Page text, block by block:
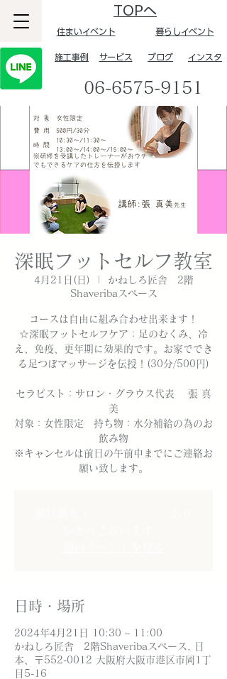
TOPへ
住まいイベント 暮らしイベント
​施工事例 サービス ブログ インスタ
06-6575-9151
深眠フットセルフ教室
4月21日(日)
かねしろ匠舎 2階
Shaveribaスペース
コースは自由に組み合わせ出来ます！
☆深眠フットセルフケア：足のむくみ、冷
え、免疫、更年期に効果的です。お家ででき
る足つぼマッサージを伝授！(30分/500円)
セラピスト：サロン・グラウス代表 張 真
美
対象：女性限定 持ち物：水分補給の為のお
飲み物
※キャンセルは前日の午前中までにご連絡お
願い致します。
日時・場所
2024年4月21日 10:30 – 11:00
かねしろ匠舎 2階Shaveribaスペース, 日
本、〒552-0012 大阪府大阪市港区市岡1丁
目5-16